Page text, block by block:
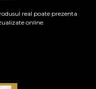
real poate prezenta
online.